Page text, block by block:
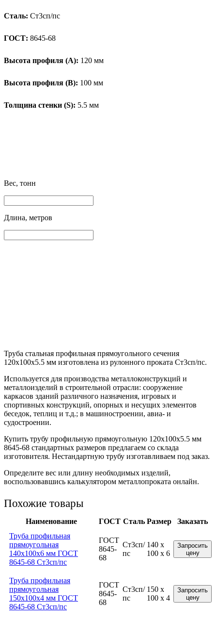
Сталь: Ст3сп/пс
ГОСТ: 8645-68
Высота профиля (А): 120 мм
Высота профиля (B): 100 мм
Толщина стенки (S): 5.5 мм
Вес, тонн
Длина, метров
Труба стальная профильная прямоугольного сечения
120х100х5.5 мм изготовлена из рулонного проката Ст3сп/пс.
Используется для производства металлоконструкций и
металлоизделий в строительной отрасли: сооружение
каркасов зданий различного назначения, игровых и
спортивных конструкций, опорных и несущих элементов
беседок, теплиц и т.д.; в машиностроении, авиа- и
судостроении.
Купить трубу профильную прямоугольную 120х100х5.5 мм
8645-68 стандартных размеров предлагаем со склада
изготовителя. Нестандартную трубу изготавливаем под заказ.
Определите вес или длину необходимых изделий,
воспользовавшись калькулятором металлопроката онлайн.
Похожие товары
Наименование ГОСТ Сталь Размер
Заказать
Труба профильная
прямоугольная
140x100x6 мм ГОСТ
8645-68 Ст3сп/пс
ГОСТ
8645-
68
Ст3сп/
пс
140 x
100 x 6
Запросить
цену
Труба профильная
прямоугольная
150x100x4 мм ГОСТ
8645-68 Ст3сп/пс
ГОСТ
8645-
68
Ст3сп/
пс
150 x
100 x 4
Запросить
цену